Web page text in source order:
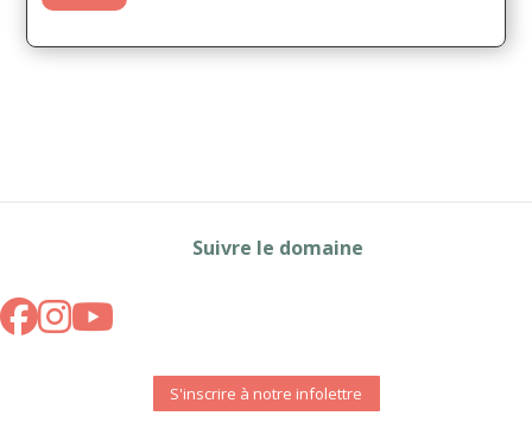
Suivre le domaine
S'inscrire à notre infolettre